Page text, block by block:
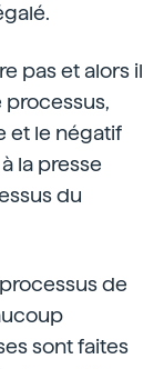
pas et alors il
processus,
et le négatif
la presse
du
de
sont faites